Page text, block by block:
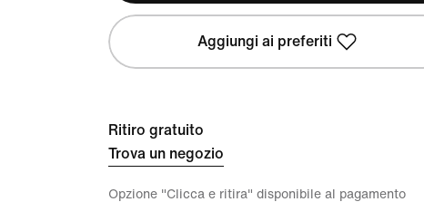
Aggiungi ai preferiti
Ritiro gratuito
Trova un negozio
Opzione "Clicca e ritira" disponibile al pagamento